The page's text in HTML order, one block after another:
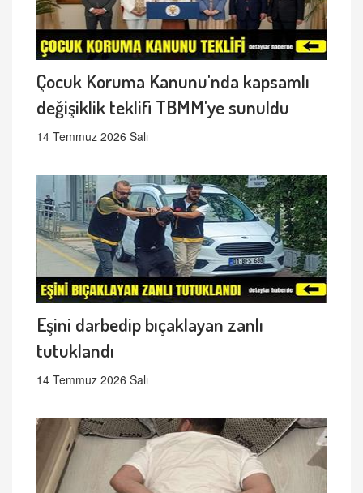
Çocuk Koruma Kanunu'nda kapsamlı
değişiklik teklifi TBMM'ye sunuldu
14 Temmuz 2026 Salı
Eşini darbedip bıçaklayan zanlı
tutuklandı
14 Temmuz 2026 Salı